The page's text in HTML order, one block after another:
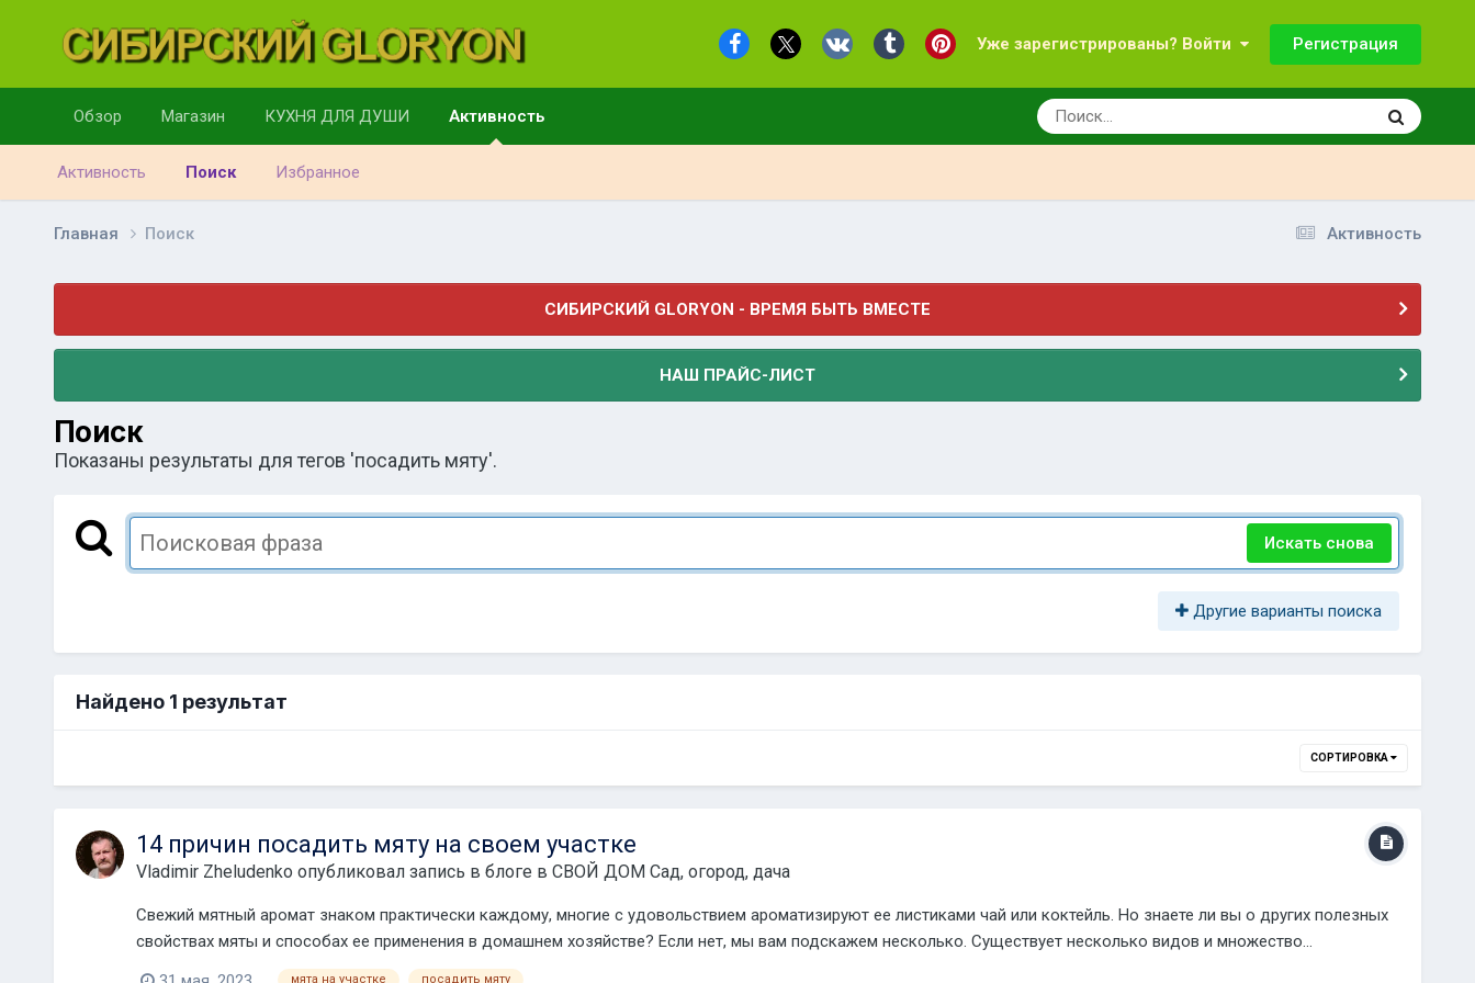
Уже зарегистрированы? Войти Регистрация
Обзор Магазин КУХНЯ ДЛЯ ДУШИ Активность
Активность Поиск Избранное
Активность
Главная Поиск
СИБИРСКИЙ GLORYON - ВРЕМЯ БЫТЬ ВМЕСТЕ
НАШ ПРАЙС-ЛИСТ
Поиск
Показаны результаты для тегов 'посадить мяту'.
Искать снова
Другие варианты поиска
Найдено 1 результат
СОРТИРОВКА
14 причин посадить мяту на своем участке
Vladimir Zheludenko опубликовал запись в блоге в СВОЙ ДОМ Сад, огород, дача
Свежий мятный аромат знаком практически каждому, многие с удовольствием ароматизируют ее листиками чай или коктейль. Но знаете ли вы о других полезных
свойствах мяты и способах ее применения в домашнем хозяйстве? Если нет, мы вам подскажем несколько. Существует несколько видов и множество...
мята на участке посадить мяту